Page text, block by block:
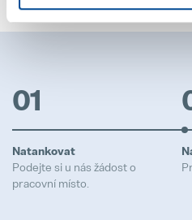
01
Natankovat
Podejte si u nás žádost o
pracovní místo.